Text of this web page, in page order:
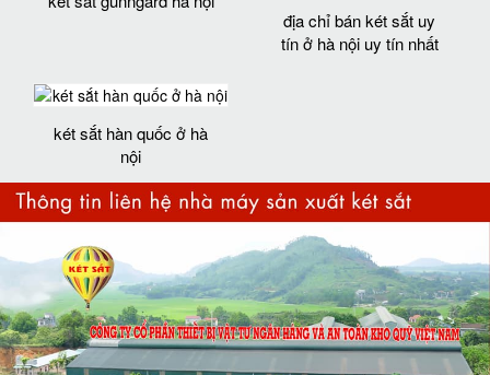
địa chỉ bán két sắt uy
tín ở hà nội uy tín nhất
két sắt hàn quốc ở hà
nội